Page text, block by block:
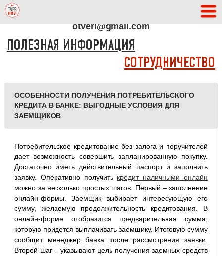
otveri@gmail.com
ПОЛЕЗНАЯ ИНФОРМАЦИЯ
СОТРУДНИЧЕСТВО
ОСОБЕННОСТИ ПОЛУЧЕНИЯ ПОТРЕБИТЕЛЬСКОГО
КРЕДИТА В БАНКЕ: ВЫГОДНЫЕ УСЛОВИЯ ДЛЯ
ЗАЕМЩИКОВ
Потребительское кредитование без залога и поручителей
дает возможность совершить запланированную покупку.
Достаточно иметь действительный паспорт и заполнить
заявку. Оперативно получить кредит наличными онлайн
можно за несколько простых шагов. Первый – заполнение
онлайн-формы. Заемщик выбирает интересующую его
сумму, желаемую продолжительность кредитования. В
онлайн-форме отобразится предварительная сумма,
которую придется выплачивать заемщику. Итоговую сумму
сообщит менеджер банка после рассмотрения заявки.
Второй шаг – указывают цель получения заемных средств